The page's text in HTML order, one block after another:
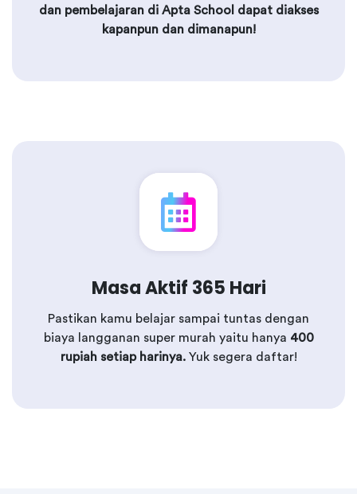
dan pembelajaran di Apta School dapat diakses
kapanpun dan dimanapun!
Masa Aktif 365 Hari
Pastikan kamu belajar sampai tuntas dengan
biaya langganan super murah yaitu hanya 400
rupiah setiap harinya.Yuk segera daftar!